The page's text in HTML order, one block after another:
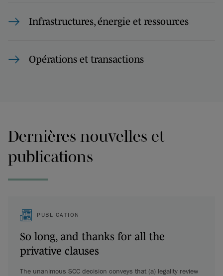
Infrastructures, énergie et ressources
Opérations et transactions
Dernières nouvelles et
publications
PUBLICATION
So long, and thanks for all the
privative clauses
The unanimous SCC decision conveys that (a) legality review